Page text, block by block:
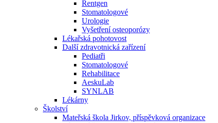
Rentgen
Stomatologové
Urologie
Vyšetření osteoporózy
Lékařská pohotovost
Další zdravotnická zařízení
Pediatři
Stomatologové
Rehabilitace
AeskuLab
SYNLAB
Lékárny
Školství
Mateřská škola Jirkov, příspěvková organizace